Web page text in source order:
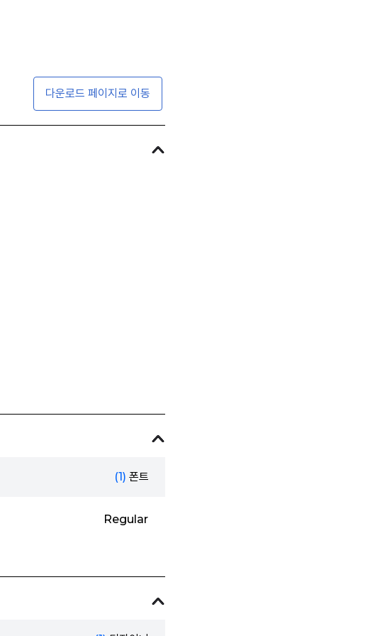
다운로드 페이지로 이동
(1) 폰트
Regular